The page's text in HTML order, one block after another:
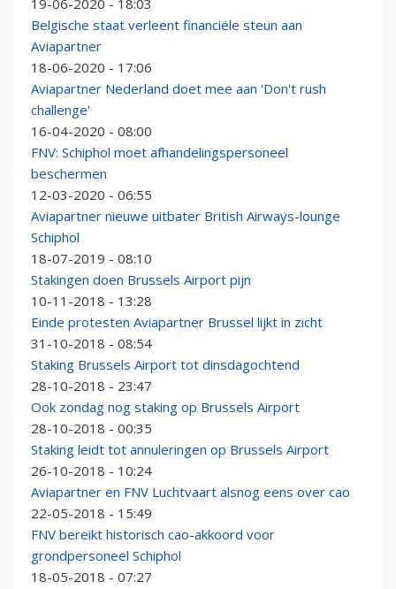
19-06-2020 - 18:03
Belgische staat verleent financiële steun aan
Aviapartner
18-06-2020 - 17:06
Aviapartner Nederland doet mee aan 'Don't rush
challenge'
16-04-2020 - 08:00
FNV: Schiphol moet afhandelingspersoneel
beschermen
12-03-2020 - 06:55
Aviapartner nieuwe uitbater British Airways-lounge
Schiphol
18-07-2019 - 08:10
Stakingen doen Brussels Airport pijn
10-11-2018 - 13:28
Einde protesten Aviapartner Brussel lijkt in zicht
31-10-2018 - 08:54
Staking Brussels Airport tot dinsdagochtend
28-10-2018 - 23:47
Ook zondag nog staking op Brussels Airport
28-10-2018 - 00:35
Staking leidt tot annuleringen op Brussels Airport
26-10-2018 - 10:24
Aviapartner en FNV Luchtvaart alsnog eens over cao
22-05-2018 - 15:49
FNV bereikt historisch cao-akkoord voor
grondpersoneel Schiphol
18-05-2018 - 07:27